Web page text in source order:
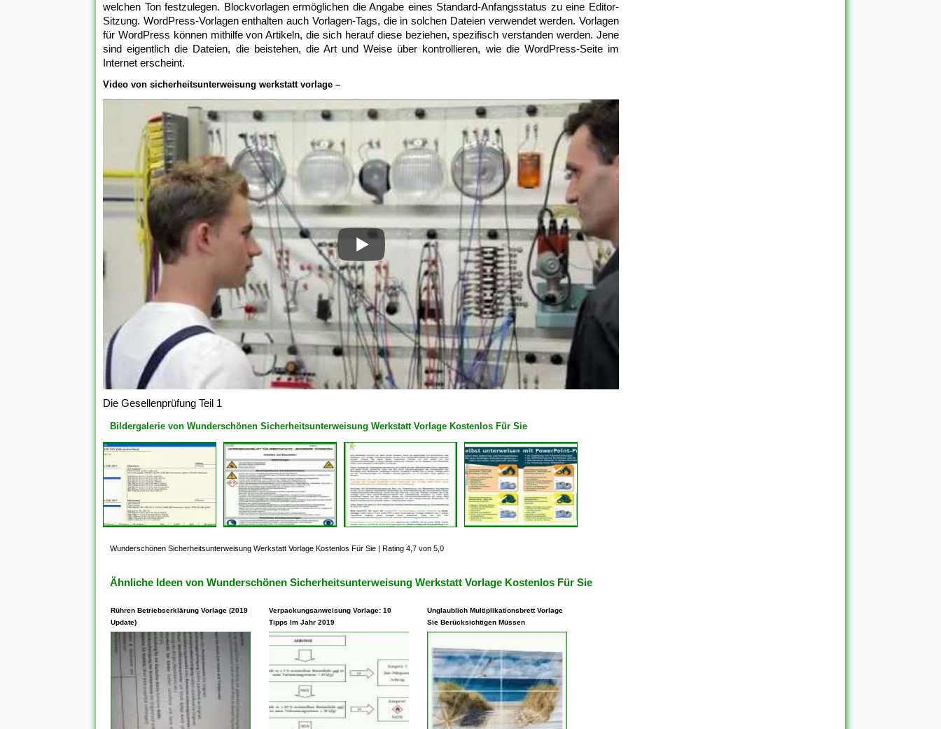
welchen Ton festzulegen. Blockvorlagen ermöglichen die Angabe eines Standard-Anfangsstatus zu eine Editor-
Sitzung. WordPress-Vorlagen enthalten auch Vorlagen-Tags, die in solchen Dateien verwendet werden. Vorlagen
für WordPress können mithilfe von Artikeln, die sich herauf diese beziehen, spezifisch verstanden werden. Jene
sind eigentlich die Dateien, die beistehen, die Art und Weise über kontrollieren, wie die WordPress-Seite im
Internet erscheint.
Video von sicherheitsunterweisung werkstatt vorlage –
Die Gesellenprüfung Teil 1
Bildergalerie von Wunderschönen Sicherheitsunterweisung Werkstatt Vorlage Kostenlos Für Sie
Wunderschönen Sicherheitsunterweisung Werkstatt Vorlage Kostenlos Für Sie Rating 4,7 von 5,0
Ähnliche Ideen von Wunderschönen Sicherheitsunterweisung Werkstatt Vorlage Kostenlos Für Sie
Rühren Betriebserklärung Vorlage (2019
Update)
Verpackungsanweisung Vorlage: 10
Tipps Im Jahr 2019
Unglaublich Multiplikationsbrett Vorlage
Sie Berücksichtigen Müssen